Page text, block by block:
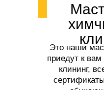
Это наши
приедут к
клининг,